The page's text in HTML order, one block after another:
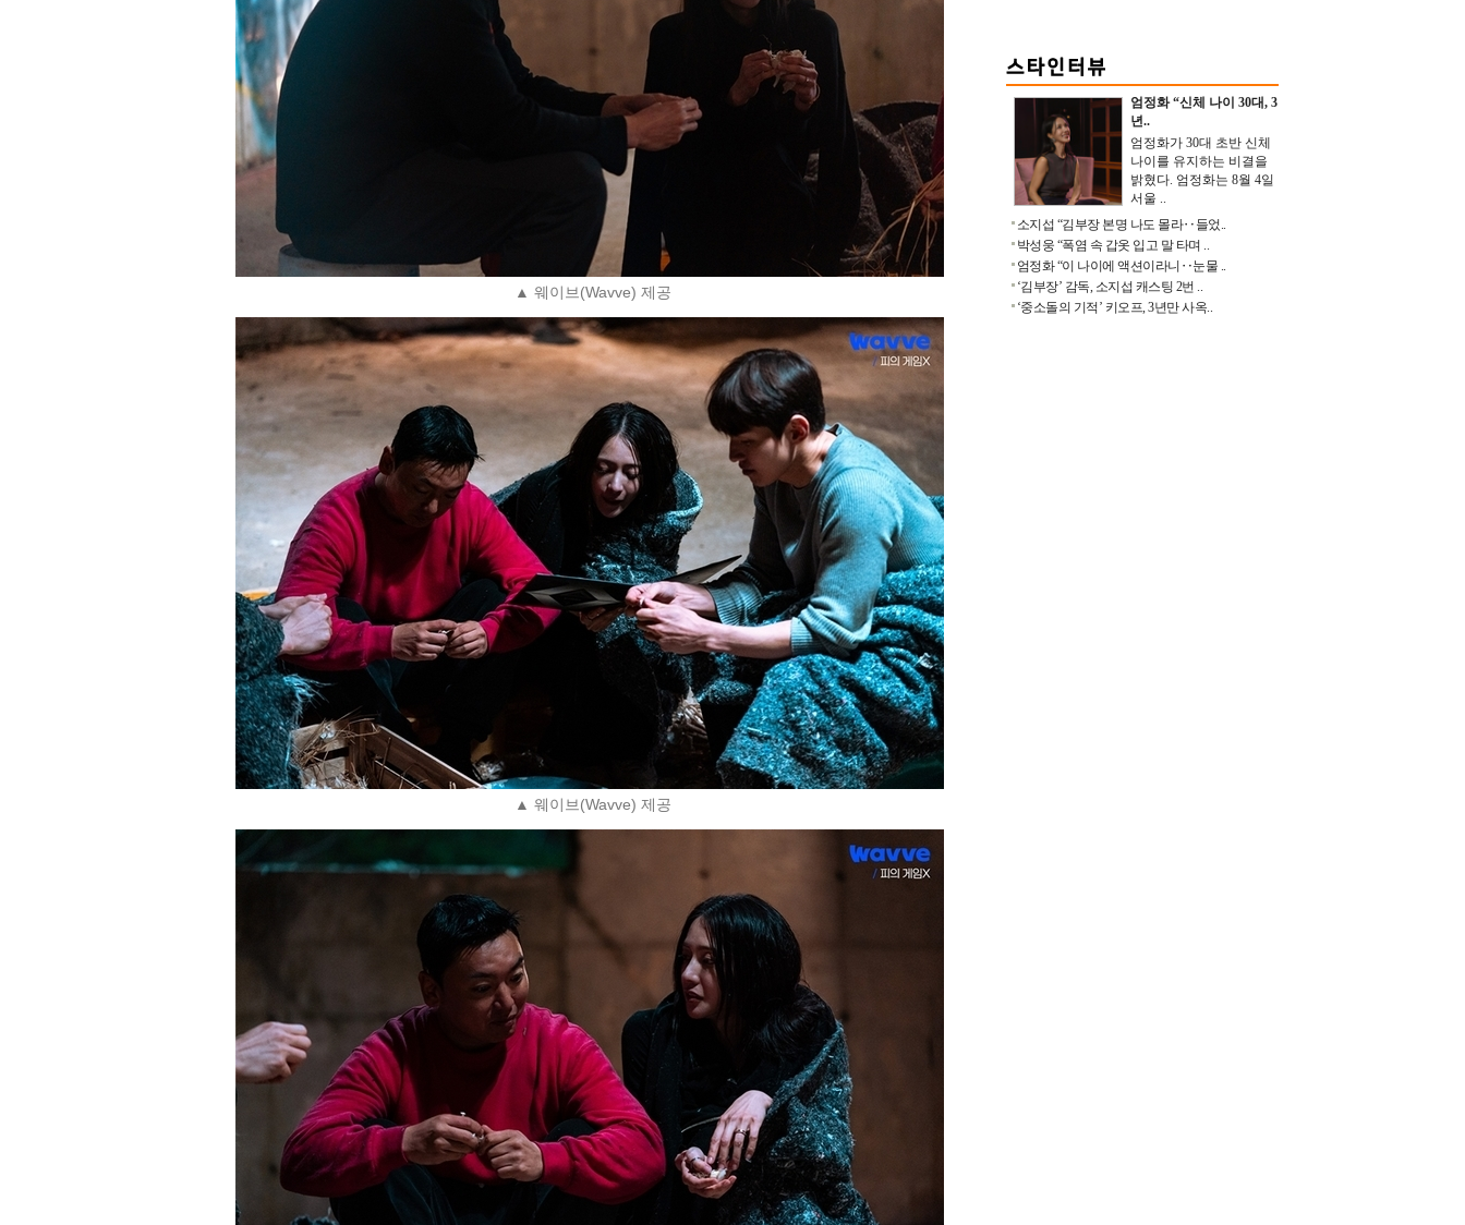
▲ 웨이브(Wavve) 제공
▲ 웨이브(Wavve) 제공
엄정화 “신체 나이 30대, 3
년..
엄정화가 30대 초반 신체
나이를 유지하는 비결을
밝혔다. 엄정화는 8월 4일
서울 ..
소지섭 “김부장 본명 나도 몰라‥들었..
박성웅 “폭염 속 갑옷 입고 말 타며 ..
엄정화 “이 나이에 액션이라니‥눈물 ..
‘김부장’ 감독, 소지섭 캐스팅 2번 ..
‘중소돌의 기적’ 키오프, 3년만 사옥..